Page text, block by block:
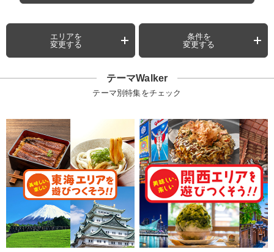
エリアを
変更する
条件を
変更する
テーマWalker
テーマ別特集をチェック